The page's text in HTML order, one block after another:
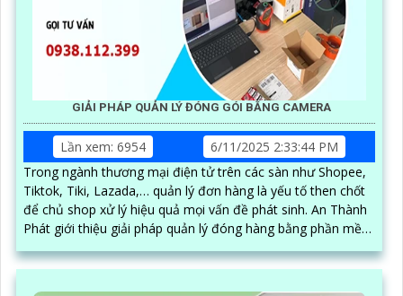
GIẢI PHÁP QUẢN LÝ ĐÓNG GÓI BẰNG CAMERA
Lần xem: 6954
6/11/2025 2:33:44 PM
Trong ngành thương mại điện tử trên các sàn như Shopee,
Tiktok, Tiki, Lazada,… quản lý đơn hàng là yếu tố then chốt
để chủ shop xử lý hiệu quả mọi vấn đề phát sinh. An Thành
Phát giới thiệu giải pháp quản lý đóng hàng bằng phần mềm
trên máy tính kết hợp camera soi mã vận đơn, nâng cao độ
chính xác và hiệu quả trong quy trình quản lý